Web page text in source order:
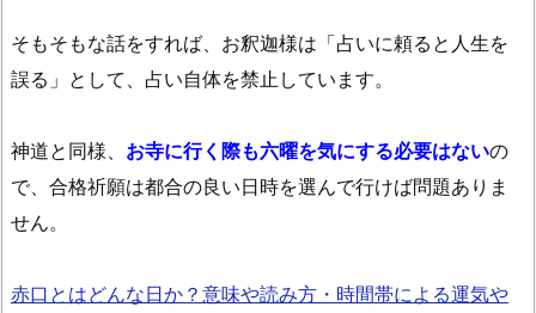
そもそもな話をすれば、お釈迦様は「占いに頼ると人生を
誤る」として、占い自体を禁止しています。
神道と同様、 お寺に行く際も六曜を気にする必要はないの
で、合格祈願は都合の良い日時を選んで行けば問題ありま
せん。
赤口とはどんな日か？意味や読み方・時間帯による運気や